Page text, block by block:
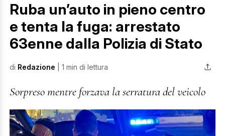
Ruba un’auto in pieno centro
e tenta la fuga: arrestato
63enne dalla Polizia di Stato
di Redazione | 1 min di lettura
Sorpreso mentre forzava la serratura del veicolo